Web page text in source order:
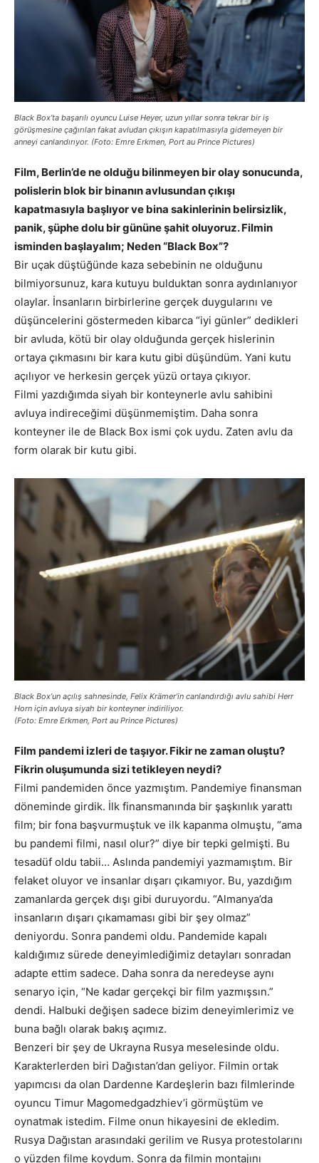
Black Box’ta başarılı oyuncu Luise Heyer, uzun yıllar sonra tekrar bir iş
görüşmesine çağırılan fakat avludan çıkışın kapatılmasıyla gidemeyen bir
anneyi canlandırıyor. (Foto: Emre Erkmen, Port au Prince Pictures)
Film, Berlin’de ne olduğu bilinmeyen bir olay sonucunda,
polislerin blok bir binanın avlusundan çıkışı
kapatmasıyla başlıyor ve bina sakinlerinin belirsizlik,
panik, şüphe dolu bir gününe şahit oluyoruz. Filmin
isminden başlayalım; Neden “Black Box”?
Bir uçak düştüğünde kaza sebebinin ne olduğunu
bilmiyorsunuz, kara kutuyu bulduktan sonra aydınlanıyor
olaylar. İnsanların birbirlerine gerçek duygularını ve
düşüncelerini göstermeden kibarca “iyi günler” dedikleri
bir avluda, kötü bir olay olduğunda gerçek hislerinin
ortaya çıkmasını bir kara kutu gibi düşündüm. Yani kutu
açılıyor ve herkesin gerçek yüzü ortaya çıkıyor.
Filmi yazdığımda siyah bir konteynerle avlu sahibini
avluya indireceğimi düşünmemiştim. Daha sonra
konteyner ile de Black Box ismi çok uydu. Zaten avlu da
form olarak bir kutu gibi.
Black Box’un açılış sahnesinde, Felix Krämer’in canlandırdığı avlu sahibi Herr
Horn için avluya siyah bir konteyner indiriliyor.
(Foto: Emre Erkmen, Port au Prince Pictures)
Film pandemi izleri de taşıyor. Fikir ne zaman oluştu?
Fikrin oluşumunda sizi tetikleyen neydi?
Filmi pandemiden önce yazmıştım. Pandemiye finansman
döneminde girdik. İlk finansmanında bir şaşkınlık yarattı
film; bir fona başvurmuştuk ve ilk kapanma olmuştu, “ama
bu pandemi filmi, nasıl olur?” diye bir tepki gelmişti. Bu
tesadüf oldu tabii… Aslında pandemiyi yazmamıştım. Bir
felaket oluyor ve insanlar dışarı çıkamıyor. Bu, yazdığım
zamanlarda gerçek dışı gibi duruyordu. “Almanya’da
insanların dışarı çıkamaması gibi bir şey olmaz”
deniyordu. Sonra pandemi oldu. Pandemide kapalı
kaldığımız sürede deneyimlediğimiz detayları sonradan
adapte ettim sadece. Daha sonra da neredeyse aynı
senaryo için, “Ne kadar gerçekçi bir film yazmışsın.”
dendi. Halbuki değişen sadece bizim deneyimlerimiz ve
buna bağlı olarak bakış açımız.
Benzeri bir şey de Ukrayna Rusya meselesinde oldu.
Karakterlerden biri Dağıstan’dan geliyor. Filmin ortak
yapımcısı da olan Dardenne Kardeşlerin bazı filmlerinde
oyuncu Timur Magomedgadzhiev’i görmüştüm ve
oynatmak istedim. Filme onun hikayesini de ekledim.
Rusya Dağıstan arasındaki gerilim ve Rusya protestolarını
o yüzden filme koydum. Sonra da filmin montajını